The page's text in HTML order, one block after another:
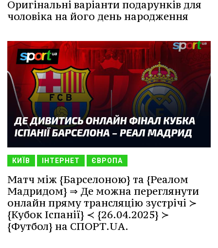
Оригінальні варіанти подарунків для
чоловіка на його день народження
КИЇВ ІНТЕРНЕТ ЄВРОПА
Матч між {Барселоною} та {Реалом
Мадридом} ⇒ Де можна переглянути
онлайн пряму трансляцію зустрічі ≻
{Кубок Іспанії} ≺ {26.04.2025} ≻
{Футбол} на СПОРТ.UA.